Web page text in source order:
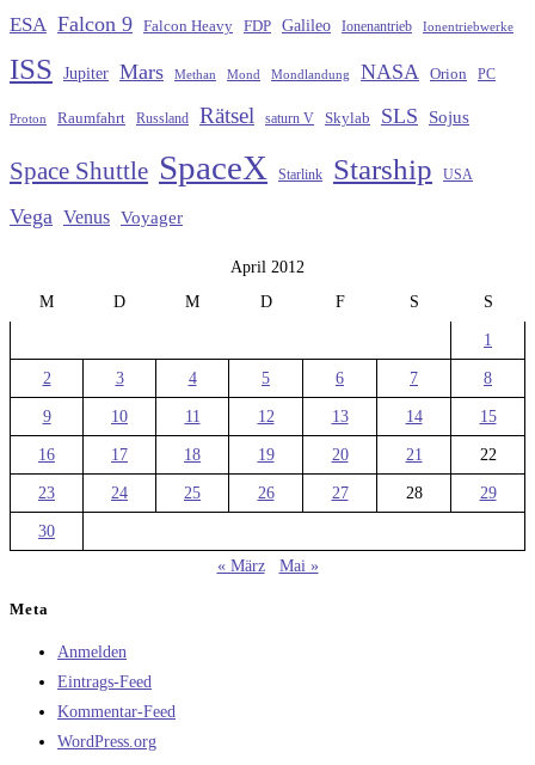
ESA Falcon 9 Falcon Heavy FDP Galileo Ionenantrieb Ionentriebwerke
ISS Jupiter Mars Methan Mond Mondlandung NASA Orion PC
Proton Raumfahrt Russland Rätsel saturn V Skylab SLS Sojus
Space Shuttle SpaceX Starlink Starship USA
Vega Venus Voyager
April 2012
M
D M D F S S
1
2 3 4 5 6 7 8
9 10 11 12 13 14 15
16 17 18 19 20 21 22
23 24 25 26 27 28 29
30
« März
Mai »
Meta
Anmelden
Eintrags-Feed
Kommentar-Feed
WordPress.org